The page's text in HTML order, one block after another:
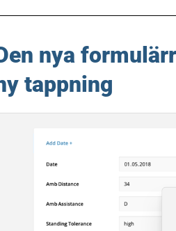
nya
tappning